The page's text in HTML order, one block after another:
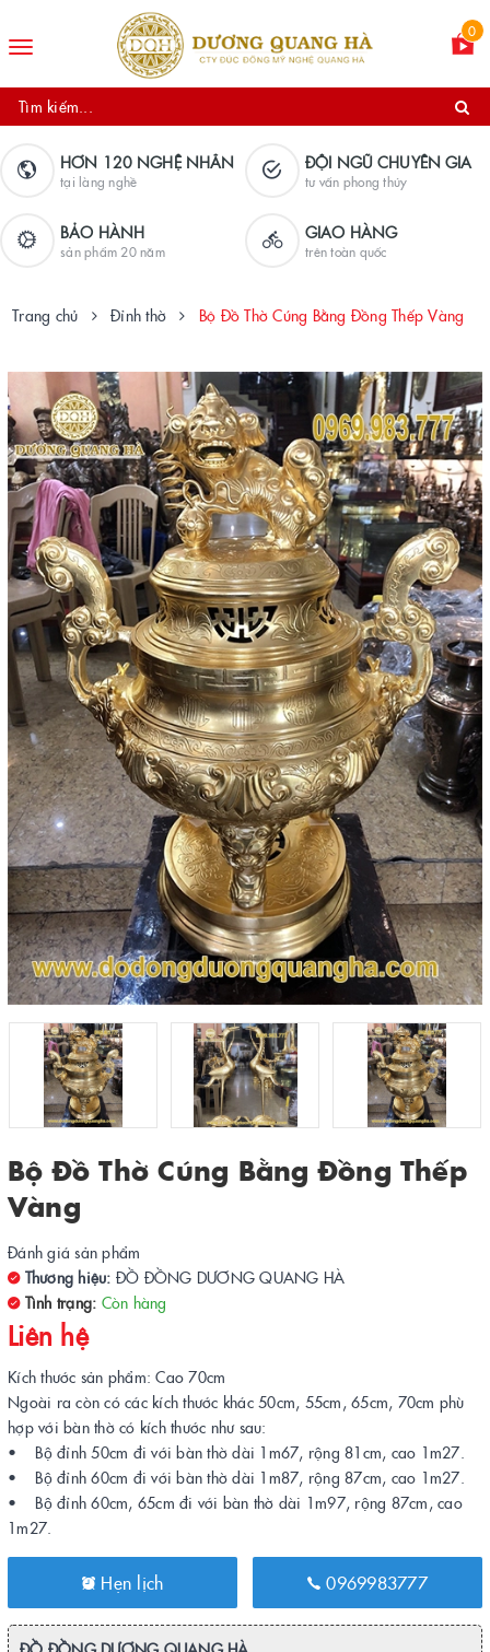
Toggle
0
HƠN 120 NGHỆ NHÂN
tại làng nghề
ĐỘI NGŨ CHUYÊN GIA
tư vấn phong thủy
BẢO HÀNH
sản phẩm 20 năm
GIAO HÀNG
trên toàn quốc
Trang chủ Đỉnh thờ Bộ Đồ Thờ Cúng Bằng Đồng Thếp Vàng
Bộ Đồ Thờ Cúng Bằng Đồng Thếp
Vàng
Đánh giá sản phẩm
Thương hiệu: ĐỒ ĐỒNG DƯƠNG QUANG HÀ
Tình trạng: Còn hàng
Liên hệ
Kích thước sản phẩm: Cao 70cm
Ngoài ra còn có các kích thước khác 50cm, 55cm, 65cm, 70cm phù
hợp với bàn thờ có kích thước như sau:
• Bộ đỉnh 50cm đi với bàn thờ dài 1m67, rộng 81cm, cao 1m27.
• Bộ đỉnh 60cm đi với bàn thờ dài 1m87, rộng 87cm, cao 1m27.
• Bộ đỉnh 60cm, 65cm đi với bàn thờ dài 1m97, rộng 87cm, cao
1m27.
Hẹn lịch 0969983777